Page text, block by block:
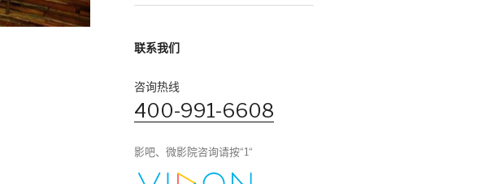
联系我们
咨询热线
400-991-6608
影吧、微影院咨询请按“1“